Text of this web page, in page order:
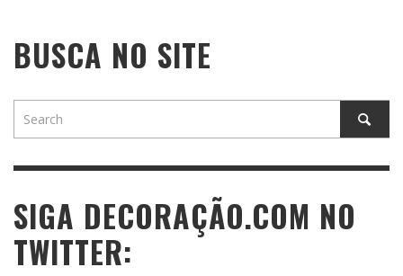
BUSCA NO SITE
SIGA DECORAÇÃO.COM NO
TWITTER: